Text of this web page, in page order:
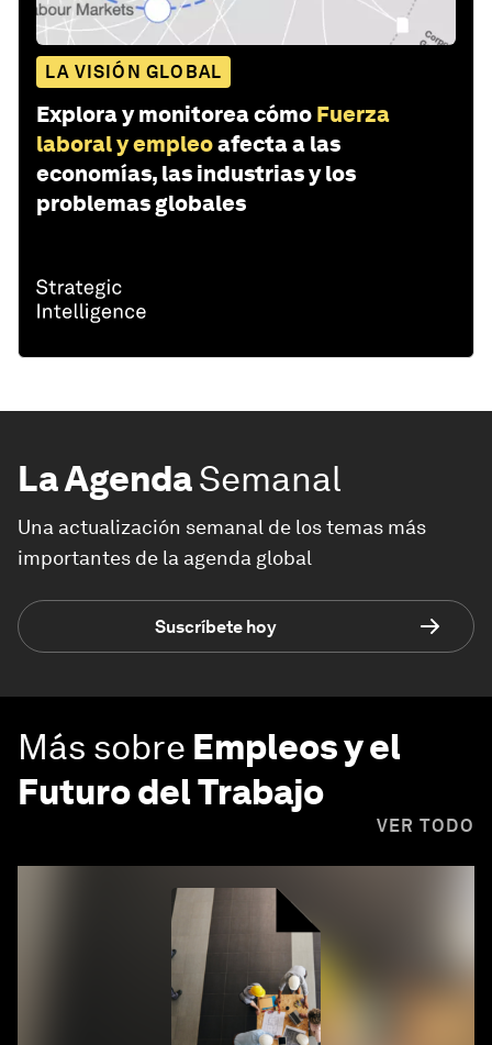
LA VISIÓN GLOBAL
Explora y monitorea cómo Fuerza
laboral y empleoafecta a las
economías, las industrias y los
problemas globales
La AgendaSemanal
Una actualización semanal de los temas más
importantes de la agenda global
Suscríbete hoy
Más sobre Empleos y el
Futuro del Trabajo
VER TODO